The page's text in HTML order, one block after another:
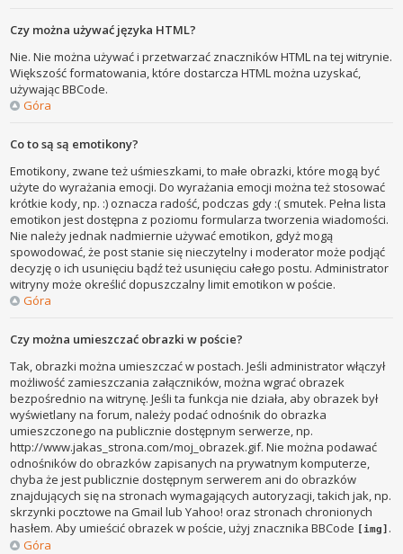
Czy można używać języka HTML?
Nie. Nie można używać i przetwarzać znaczników HTML na tej witrynie.
Większość formatowania, które dostarcza HTML można uzyskać,
używając BBCode.
Góra
Co to są są emotikony?
Emotikony, zwane też uśmieszkami, to małe obrazki, które mogą być
użyte do wyrażania emocji. Do wyrażania emocji można też stosować
krótkie kody, np. :) oznacza radość, podczas gdy :( smutek. Pełna lista
emotikon jest dostępna z poziomu formularza tworzenia wiadomości.
Nie należy jednak nadmiernie używać emotikon, gdyż mogą
spowodować, że post stanie się nieczytelny i moderator może podjąć
decyzję o ich usunięciu bądź też usunięciu całego postu. Administrator
witryny może określić dopuszczalny limit emotikon w poście.
Góra
Czy można umieszczać obrazki w poście?
Tak, obrazki można umieszczać w postach. Jeśli administrator włączył
możliwość zamieszczania załączników, można wgrać obrazek
bezpośrednio na witrynę. Jeśli ta funkcja nie działa, aby obrazek był
wyświetlany na forum, należy podać odnośnik do obrazka
umieszczonego na publicznie dostępnym serwerze, np.
http://www.jakas_strona.com/moj_obrazek.gif. Nie można podawać
odnośników do obrazków zapisanych na prywatnym komputerze,
chyba że jest publicznie dostępnym serwerem ani do obrazków
znajdujących się na stronach wymagających autoryzacji, takich jak, np.
skrzynki pocztowe na Gmail lub Yahoo! oraz stronach chronionych
hasłem. Aby umieścić obrazek w poście, użyj znacznika BBCode [img] .
Góra